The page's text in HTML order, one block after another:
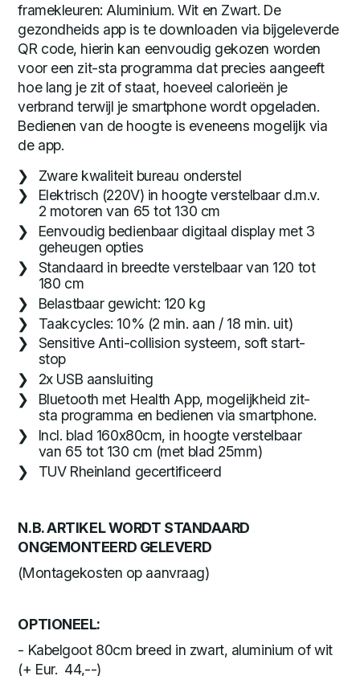
framekleuren: Aluminium. Wit en Zwart. De
gezondheids app is te downloaden via bijgeleverde
QR code, hierin kan eenvoudig gekozen worden
voor een zit-sta programma dat precies aangeeft
hoe lang je zit of staat, hoeveel calorieën je
verbrand terwijl je smartphone wordt opgeladen.
Bedienen van de hoogte is eveneens mogelijk via
de app.
Zware kwaliteit bureau onderstel
Elektrisch (220V) in hoogte verstelbaar d.m.v.
2 motoren van 65 tot 130 cm
Eenvoudig bedienbaar digitaal display met 3
geheugen opties
Standaard in breedte verstelbaar van 120 tot
180 cm
Belastbaar gewicht: 120 kg
Taakcycles: 10% (2 min. aan / 18 min. uit)
Sensitive Anti-collision systeem, soft start-
stop
2x USB aansluiting
Bluetooth met Health App, mogelijkheid zit-
sta programma en bedienen via smartphone.
Incl. blad 160x80cm, in hoogte verstelbaar
van 65 tot 130 cm (met blad 25mm)
TUV Rheinland gecertificeerd
N.B. ARTIKEL WORDT STANDAARD
ONGEMONTEERD GELEVERD
(Montagekosten op aanvraag)
OPTIONEEL:
- Kabelgoot 80cm breed in zwart, aluminium of wit
(+ Eur. 44,--)